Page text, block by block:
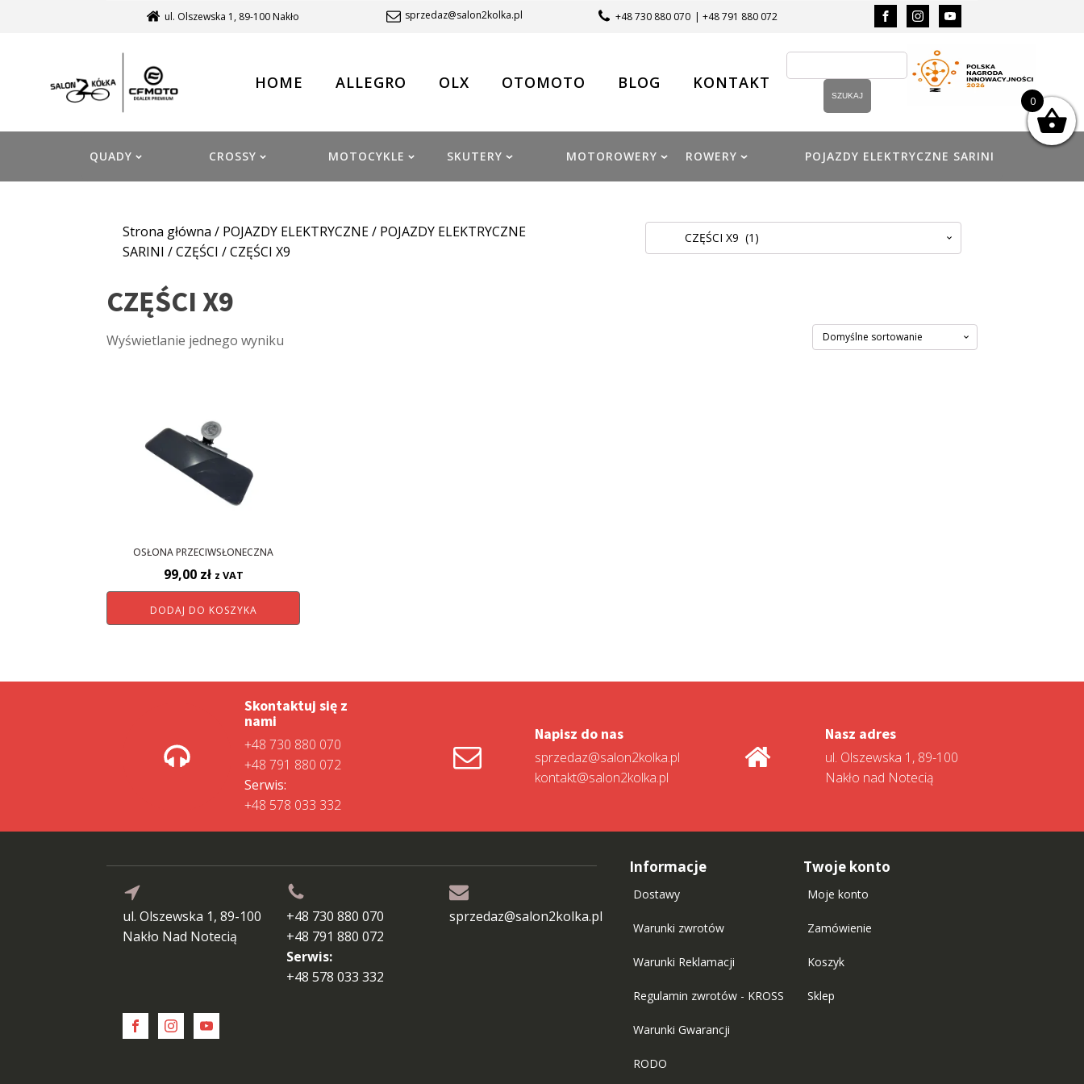
ul. Olszewska 1, 89-100 Nakło sprzedaz@salon2kolka.pl +48 730 880 070 | +48 791 880 072
HOME ALLEGRO OLX OTOMOTO BLOG KONTAKT
QUADY CROSSY MOTOCYKLE SKUTERY MOTOROWERY ROWERY POJAZDY ELEKTRYCZNE SARINI
Strona główna / POJAZDY ELEKTRYCZNE/ POJAZDY ELEKTRYCZNE
SARINI /CZĘŚCI / CZĘŚCI X9
CZĘŚCI X9 (1)
CZĘŚCI X9
Wyświetlanie jednego wyniku
OSŁONA PRZECIWSŁONECZNA
99,00 zł z VAT
DODAJ DO KOSZYKA
Skontaktuj się z
nami
+48 730 880 070
+48 791 880 072
Serwis:
+48 578 033 332
Napisz do nas
sprzedaz@salon2kolka.pl
kontakt@salon2kolka.pl
Nasz adres
ul. Olszewska 1, 89-100
Nakło nad Notecią
ul. Olszewska 1, 89-100
Nakło Nad Notecią
+48 730 880 070
+48 791 880 072
Serwis:
+48 578 033 332
sprzedaz@salon2kolka.pl
Informacje
Dostawy
Warunki zwrotów
Warunki Reklamacji
Regulamin zwrotów - KROSS
Warunki Gwarancji
RODO
Twoje konto
Moje konto
Zamówienie
Koszyk
Sklep
0